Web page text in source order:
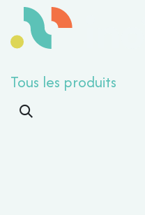
Se rendre au contenu
Tous les produits